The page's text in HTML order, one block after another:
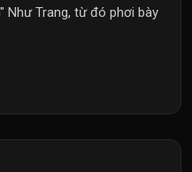
Như Trang, từ đó phơi bày